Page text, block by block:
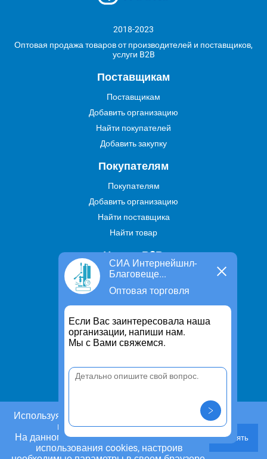
СИА Интернейшнл-
Благовеще...
Оптовая торговля
Если Вас заинтересовала наша
организации, напиши нам.
Мы с Вами свяжемся.
Используя этот сайт, Вы даете согласие на
использование cookies.
На данном этапе Вы можете отказаться от
использования cookies, настроив
Принять
2018-2023
Оптовая продажа товаров от производителей и поставщиков,
услуги B2B
Поставщикам
Поставщикам
Добавить организацию
Найти покупателей
Добавить закупку
Покупателям
Покупателям
Добавить организацию
Найти поставщика
Найти товар
Услуги В2В
Найти услугу
Предложить свою услугу
Дропшиппинг
Транспортные услуги
Информация
Политика конфиденциальности
Контакты